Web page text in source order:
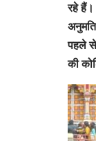
रहे हैं।
पहले से
की